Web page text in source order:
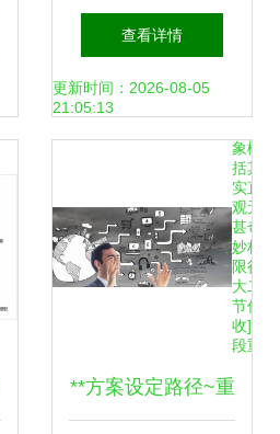
产全周期市场营销
策划进阶指南
查看详情
更新时间：2026-08-05
21:05:13
象概
括其
实直
观无
甚奇
妙构
限很
大二
节作
收]}: .
段重
畅。
如
**方案设定路径~重